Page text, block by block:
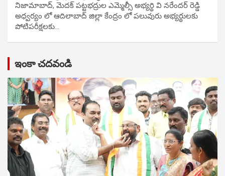
నిజామాబాద్, మెదక్ పట్టభద్రుల ఎమ్మెల్సీ అభ్యర్థి వి నరేందర్ రెడ్డి
అధ్వర్యం లో ఆదిలాబాద్ జిల్లా కేంద్రం లో పలువురు అభ్యర్థులకు
పోటిప‌రీక్ష‌ల‌కు…
ఇంకా చదవండి